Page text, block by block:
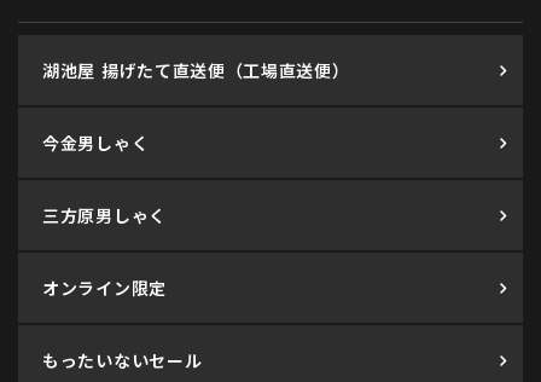
湖池屋 揚げたて直送便（工場直送便）
今金男しゃく
三方原男しゃく
オンライン限定
もったいないセール